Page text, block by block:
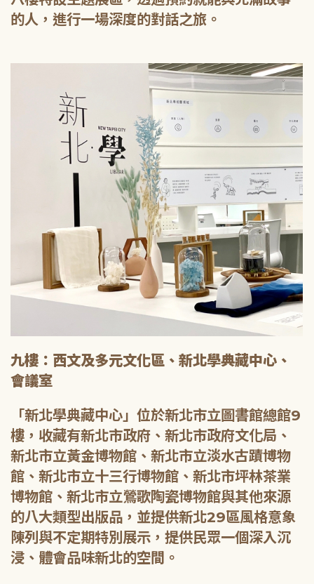
的人，進行一場深度的對話之旅。
九樓：西文及多元文化區、新北學典藏中心、
會議室
「新北學典藏中心」位於新北市立圖書館總館9
樓，收藏有新北市政府、新北市政府文化局、
新北市立黃金博物館、新北市立淡水古蹟博物
館、新北市立十三行博物館、新北市坪林茶業
博物館、新北市立鶯歌陶瓷博物館與其他來源
的八大類型出版品，並提供新北29區風格意象
陳列與不定期特別展示，提供民眾一個深入沉
浸、體會品味新北的空間。